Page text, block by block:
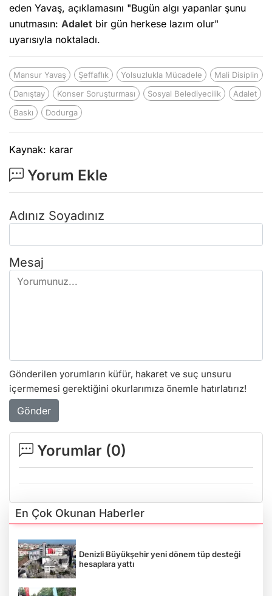
eden Yavaş, açıklamasını "Bugün algı yapanlar şunu
unutmasın: Adalet bir gün herkese lazım olur"
uyarısıyla noktaladı.
Mansur Yavaş Şeffaflık Yolsuzlukla Mücadele
Mali Disiplin
Danıştay
Konser Soruşturması Sosyal Belediyecilik
Adalet
Baskı
Dodurga
Kaynak: karar
Yorum Ekle
Adınız Soyadınız
Mesaj
Gönderilen yorumların küfür, hakaret ve suç unsuru
içermemesi gerektiğini okurlarımıza önemle hatırlatırız!
Gönder
Yorumlar (0)
En Çok Okunan Haberler
Denizli Büyükşehir yeni dönem tüp desteği
hesaplara yattı